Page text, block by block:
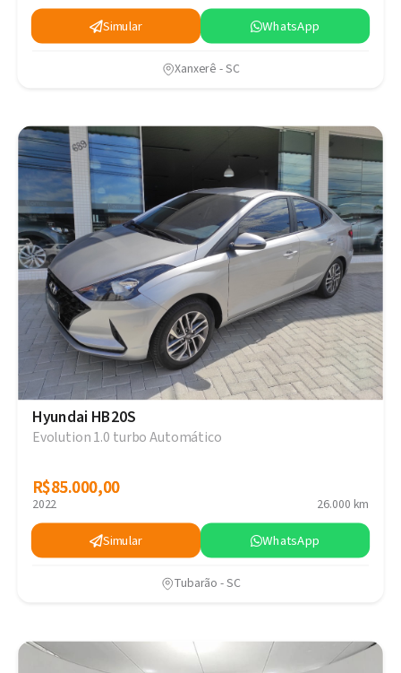
Simular WhatsApp
Xanxerê - SC
Hyundai HB20S
Evolution 1.0 turbo Automático
R$85.000,00
R$85.000,00
2022 26.000 km
Simular WhatsApp
Tubarão - SC